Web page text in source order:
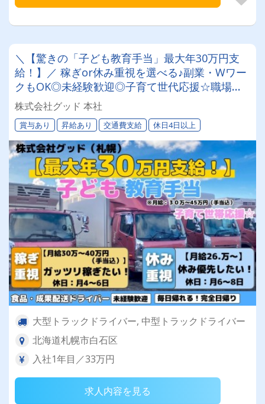
＼【驚きの「子ども教育手当」最大年30万円支
給！】／ 稼ぎor休み重視を選べる♪副業・Wワー
クもOK◎未経験歓迎◎子育て世代応援☆職場見
学ありで安心◎食品・青果の配送ドライバー募集
★
株式会社グッド 本社
賞与あり 昇給あり 交通費支給 休日4日以上
大型トラックドライバー, 中型トラックドライバー
北海道札幌市白石区
入社1年目／33万円
求人内容を見る